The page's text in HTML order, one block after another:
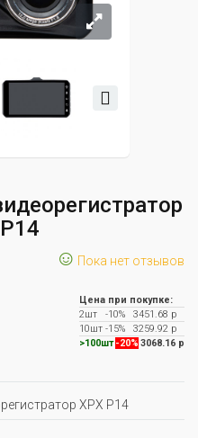
☺ Пока нет отзывов
Цена при покупке:
2шт
-10%
3451.68 р
10шт -15%
3259.92 р
>100шт -20% 3068.16 р
XPX P14